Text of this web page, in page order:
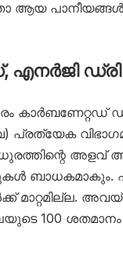
എനർജി
കാർബണേറ്റഡ്
അളവ്
ബാധകമാകും.
മാറ്റമില്ല.
100